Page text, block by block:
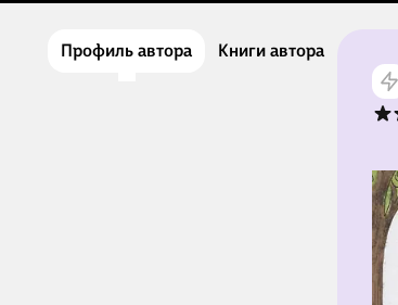
Профиль автора Книги автора